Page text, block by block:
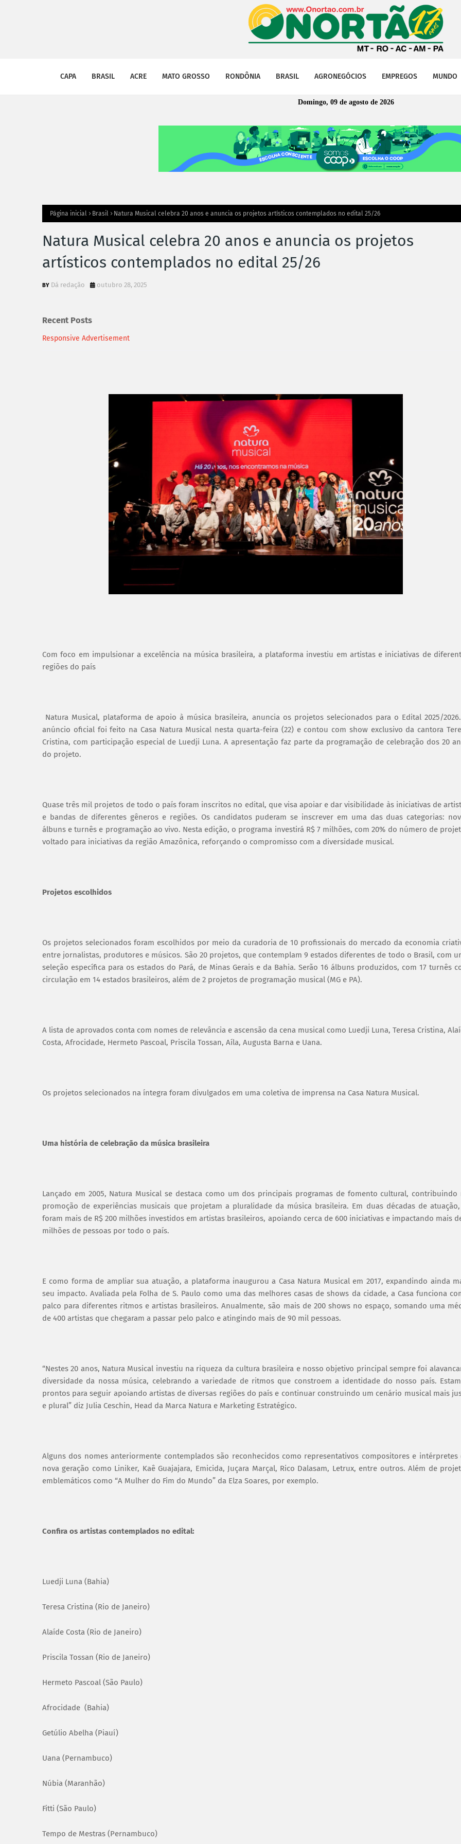
CAPA BRASIL ACRE MATO GROSSO RONDÔNIA BRASIL AGRONEGÓCIOS EMPREGOS MUNDO
Domingo, 09 de agosto de 2026
Página inicial Brasil Natura Musical celebra 20 anos e anuncia os projetos artísticos contemplados no edital 25/26
Natura Musical celebra 20 anos e anuncia os projetos
artísticos contemplados no edital 25/26
Dá redação outubro 28, 2025
Recent Posts
Responsive Advertisement
Com foco em impulsionar a excelência na música brasileira, a plataforma investiu em artistas e iniciativas de
regiões do país
Natura Musical, plataforma de apoio à música brasileira, anuncia os projetos selecionados para o Edital 2025/
anúncio oficial foi feito na Casa Natura Musical nesta quarta-feira (22) e contou com show exclusivo da cantora
Cristina, com participação especial de Luedji Luna. A apresentação faz parte da programação de celebração dos 20
do projeto.
Quase três mil projetos de todo o país foram inscritos no edital, que visa apoiar e dar visibilidade às iniciativas de
e bandas de diferentes gêneros e regiões. Os candidatos puderam se inscrever em uma das duas categorias:
álbuns e turnês e programação ao vivo. Nesta edição, o programa investirá R$ 7 milhões, com 20% do número de
voltado para iniciativas da região Amazônica, reforçando o compromisso com a diversidade musical.
Projetos escolhidos
Os projetos selecionados foram escolhidos por meio da curadoria de 10 profissionais do mercado da economia
entre jornalistas, produtores e músicos. São 20 projetos, que contemplam 9 estados diferentes de todo o Brasil, com
seleção específica para os estados do Pará, de Minas Gerais e da Bahia. Serão 16 álbuns produzidos, com 17 turnês
circulação em 14 estados brasileiros, além de 2 projetos de programação musical (MG e PA).
A lista de aprovados conta com nomes de relevância e ascensão da cena musical como Luedji Luna, Teresa Cristina,
Costa, Afrocidade, Hermeto Pascoal, Priscila Tossan, Aíla, Augusta Barna e Uana.
Os projetos selecionados na íntegra foram divulgados em uma coletiva de imprensa na Casa Natura Musical.
Uma história de celebração da música brasileira
Lançado em 2005, Natura Musical se destaca como um dos principais programas de fomento cultural, contribuindo
promoção de experiências musicais que projetam a pluralidade da música brasileira. Em duas décadas de
foram mais de R$ 200 milhões investidos em artistas brasileiros, apoiando cerca de 600 iniciativas e impactando mais
milhões de pessoas por todo o país.
E como forma de ampliar sua atuação, a plataforma inaugurou a Casa Natura Musical em 2017, expandindo ainda
seu impacto. Avaliada pela Folha de S. Paulo como uma das melhores casas de shows da cidade, a Casa funciona
palco para diferentes ritmos e artistas brasileiros. Anualmente, são mais de 200 shows no espaço, somando uma
de 400 artistas que chegaram a passar pelo palco e atingindo mais de 90 mil pessoas.
“Nestes 20 anos, Natura Musical investiu na riqueza da cultura brasileira e nosso objetivo principal sempre foi
diversidade da nossa música, celebrando a variedade de ritmos que constroem a identidade do nosso país.
prontos para seguir apoiando artistas de diversas regiões do país e continuar construindo um cenário musical mais
e plural” diz Julia Ceschin, Head da Marca Natura e Marketing Estratégico.
Alguns dos nomes anteriormente contemplados são reconhecidos como representativos compositores e intérpretes
nova geração como Liniker, Kaê Guajajara, Emicida, Juçara Marçal, Rico Dalasam, Letrux, entre outros. Além de
emblemáticos como “A Mulher do Fim do Mundo” da Elza Soares, por exemplo.
Confira os artistas contemplados no edital:
Luedji Luna (Bahia)
Teresa Cristina (Rio de Janeiro)
Alaíde Costa (Rio de Janeiro)
Priscila Tossan (Rio de Janeiro)
Hermeto Pascoal (São Paulo)
Afrocidade (Bahia)
Getúlio Abelha (Piauí)
Uana (Pernambuco)
Núbia (Maranhão)
Fitti (São Paulo)
Tempo de Mestras (Pernambuco)